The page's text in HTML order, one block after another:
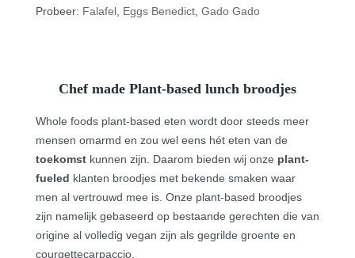
Probeer: Falafel Eggs Benedict Gado Gado
Chef made Plant-based lunch broodjes
Whole foods plant-based eten wordt door steeds meer
mensen omarmd en zou wel eens hét eten van de
toekomst kunnen zijn. Daarom bieden wij onze plant-
fueled klanten broodjes met bekende smaken waar
men al vertrouwd mee is. Onze plant-based broodjes
zijn namelijk gebaseerd op bestaande gerechten die van
origine al volledig vegan zijn als gegrilde groente en
courgettecarpaccio.